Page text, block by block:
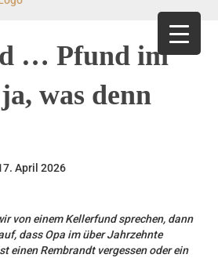
… Pfund im
was denn
April 2026
von einem Kellerfund sprechen, dann
dass Opa im über Jahrzehnte
einen Rembrandt vergessen oder ein